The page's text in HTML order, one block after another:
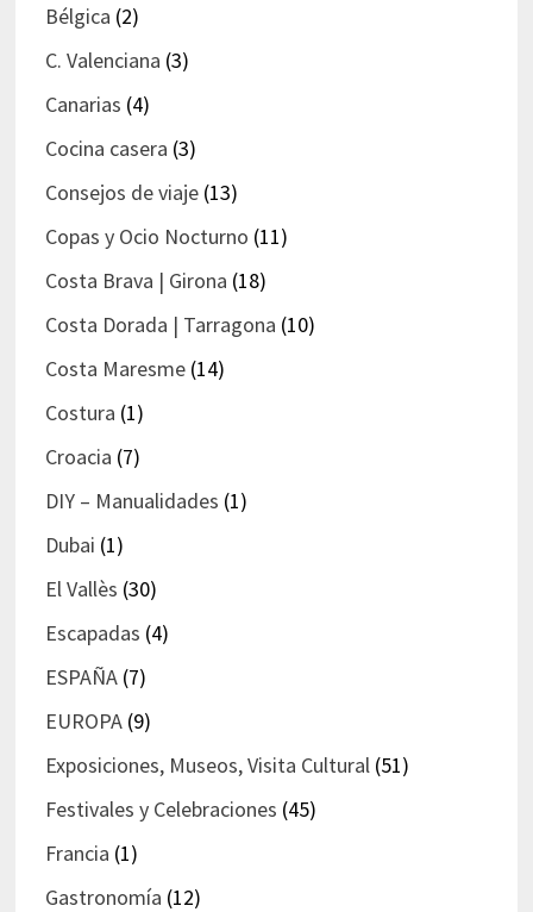
Bélgica (2)
C. Valenciana (3)
Canarias (4)
Cocina casera (3)
Consejos de viaje(13)
Copas y Ocio Nocturno (11)
Costa Brava | Girona (18)
Costa Dorada | Tarragona (10)
Costa Maresme(14)
Costura (1)
Croacia (7)
DIY – Manualidades (1)
Dubai (1)
El Vallès (30)
Escapadas (4)
ESPAÑA(7)
EUROPA(9)
Exposiciones, Museos, Visita Cultural(51)
Festivales y Celebraciones (45)
Francia (1)
Gastronomía (12)